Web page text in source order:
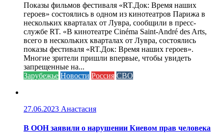
Показы фильмов фестиваля «RT.Док: Время наших
героев» состоялись в одном из кинотеатров Парижа в
нескольких кварталах от Лувра, сообщили в пресс-
службе RT. «В кинотеатре Cinéma Saint-André des Arts,
всего в нескольких кварталах от Лувра, состоялись
показы фестиваля «RT.Док: Время наших героев».
Многие зрители пришли впервые, чтобы увидеть
запрещенные на...
Зарубежье Новости Россия СВО
27.06.2023 Анастасия
В ООН заявили о нарушении Киевом прав человека